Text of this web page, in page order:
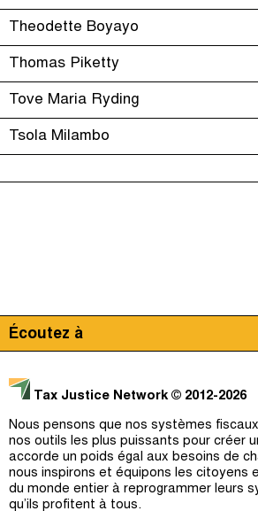
Theodette Boyayo
Thomas Piketty
Tove Maria Ryding
Tsola Milambo
Écoutez à
Tax Justice Network © 2012-2026
Nous pensons que nos systèmes
nos outils les plus puissants pour créer
accorde un poids égal aux besoins de
nous inspirons et équipons les citoyens
du monde entier à reprogrammer leurs
qu’ils profitent à tous.